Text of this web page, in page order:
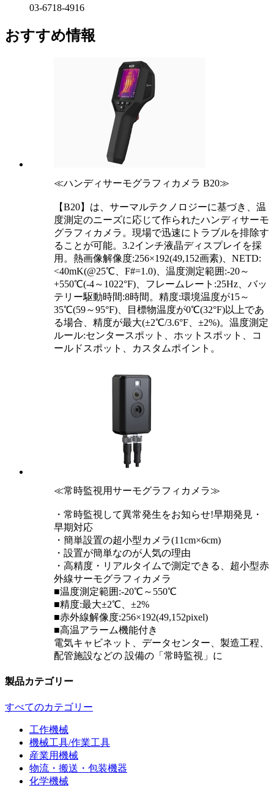
03-6718-4916
おすすめ情報
≪ハンディサーモグラフィカメラ B20≫
【B20】は、サーマルテクノロジーに基づき、温
度測定のニーズに応じて作られたハンディサーモ
グラフィカメラ。現場で迅速にトラブルを排除す
ることが可能。3.2インチ液晶ディスプレイを採
用。熱画像解像度:256×192(49,152画素)、NETD:
<40mK(@25℃、F#=1.0)、温度測定範囲:-20～
+550℃(-4～1022°F)、フレームレート:25Hz、バッ
テリー駆動時間:8時間。精度:環境温度が15～
35℃(59～95°F)、目標物温度が0℃(32°F)以上であ
る場合、精度が最大(±2℃/3.6°F、±2%)。温度測定
ルール:センタースポット、ホットスポット、コ
ールドスポット、カスタムポイント。
≪常時監視用サーモグラフィカメラ≫
・常時監視して異常発生をお知らせ!早期発見・
早期対応
・簡単設置の超小型カメラ(11cm×6cm)
・設置が簡単なのが人気の理由
・高精度・リアルタイムで測定できる、超小型赤
外線サーモグラフィカメラ
■温度測定範囲:-20℃～550℃
■精度:最大±2℃、±2%
■赤外線解像度:256×192(49,152pixel)
■高温アラーム機能付き
電気キャビネット、データセンター、製造工程、
配管施設などの 設備の「常時監視」に
製品カテゴリー
すべてのカテゴリー
工作機械
機械工具/作業工具
産業用機械
物流・搬送・包装機器
化学機械